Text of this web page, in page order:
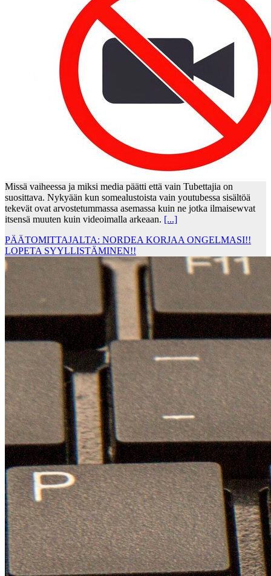
Missä vaiheessa ja miksi media päätti että vain Tubettajia on
suosittava. Nykyään kun somealustoista vain youtubessa sisältöä
tekevät ovat arvostetummassa asemassa kuin ne jotka ilmaisewvat
itsensä muuten kuin videoimalla arkeaan. [...]
PÄÄTOMITTAJALTA: NORDEA KORJAA ONGELMASI!!
LOPETA SYYLLISTÄMINEN!!